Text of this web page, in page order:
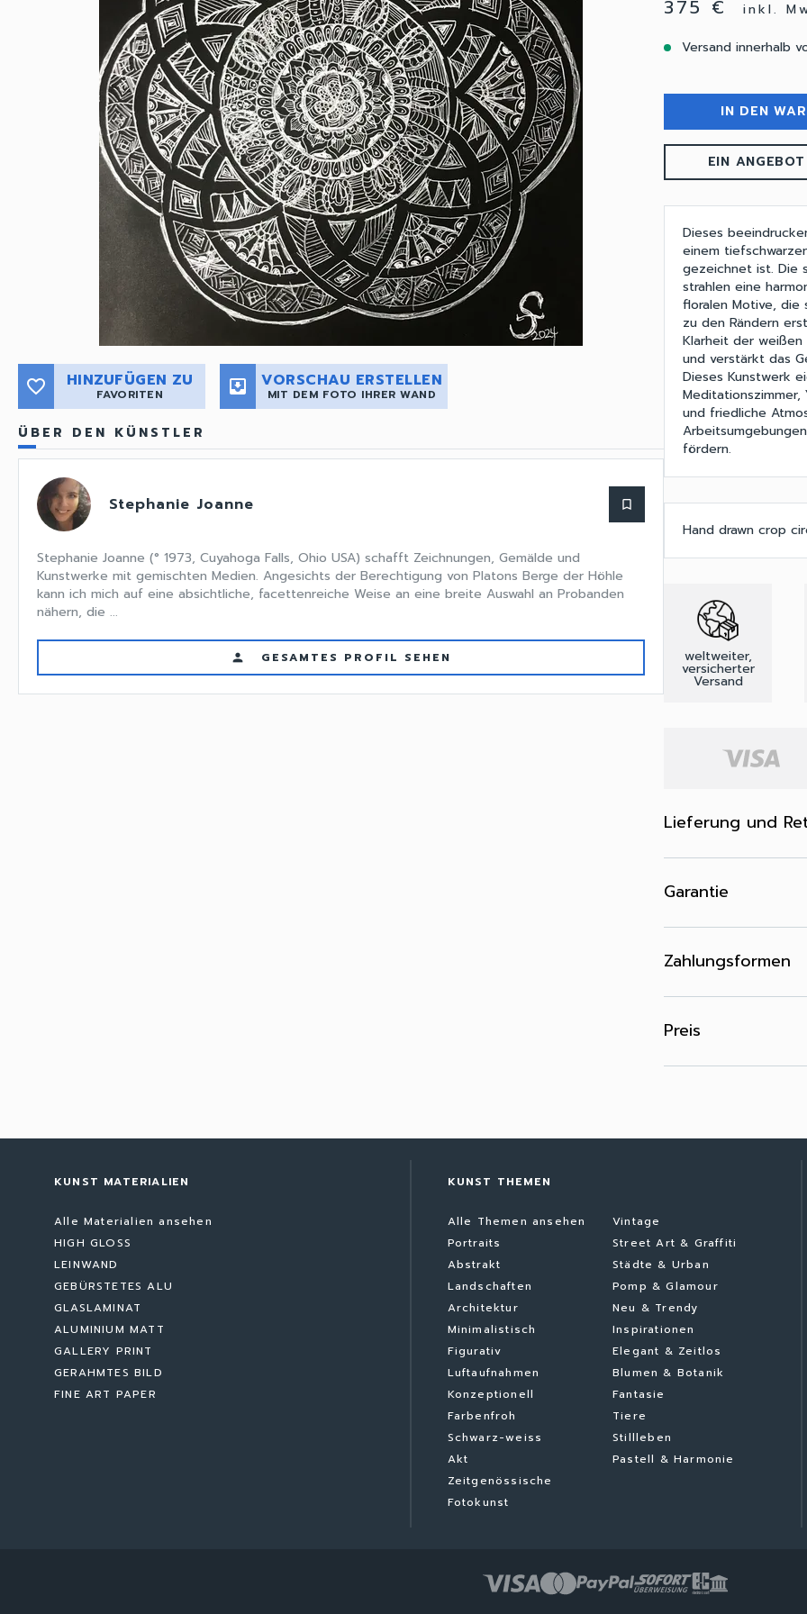
favorite_border HINZUFÜGEN ZU
FAVORITEN move_to_inbox VORSCHAU ERSTELLEN
MIT DEM FOTO IHRER WAND
ÜBER DEN KÜNSTLER
Stephanie Joanne bookmark_border
Stephanie Joanne (° 1973, Cuyahoga Falls, Ohio USA) schafft Zeichnungen, Gemälde und
Kunstwerke mit gemischten Medien. Angesichts der Berechtigung von Platons Berge der Höhle
kann ich mich auf eine absichtliche, facettenreiche Weise an eine breite Auswahl an Probanden
nähern, die ...
person GESAMTES PROFIL SEHEN
375 €
inkl.
Versand innerhalb
IN DEN
EIN
Dieses
einem
gezeichnet ist. Die
strahlen eine
floralen Motive, die
zu den Rändern
Klarheit der weißen
und verstärkt das
Dieses Kunstwerk
und friedliche
fördern.
Hand drawn crop
weltweiter,
versicherter
Versand
Lieferung und
Garantie
Zahlungsformen
Preis
KUNST MATERIALIEN
Alle Materialien ansehen
HIGH GLOSS
LEINWAND
GEBÜRSTETES ALU
GLASLAMINAT
ALUMINIUM MATT
GALLERY PRINT
GERAHMTES BILD
FINE ART PAPER
KUNST THEMEN
Alle Themen ansehen
Portraits
Abstrakt
Landschaften
Architektur
Minimalistisch
Figurativ
Luftaufnahmen
Konzeptionell
Farbenfroh
Schwarz-weiss
Akt
Zeitgenössische
Fotokunst
Vintage
Street Art & Graffiti
Städte & Urban
Pomp & Glamour
Neu & Trendy
Inspirationen
Elegant & Zeitlos
Blumen & Botanik
Fantasie
Tiere
Stillleben
Pastell & Harmonie